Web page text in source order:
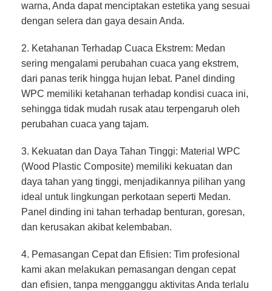
warna, Anda dapat menciptakan estetika yang sesuai
dengan selera dan gaya desain Anda.
2. Ketahanan Terhadap Cuaca Ekstrem: Medan
sering mengalami perubahan cuaca yang ekstrem,
dari panas terik hingga hujan lebat. Panel dinding
WPC memiliki ketahanan terhadap kondisi cuaca ini,
sehingga tidak mudah rusak atau terpengaruh oleh
perubahan cuaca yang tajam.
3. Kekuatan dan Daya Tahan Tinggi: Material WPC
(Wood Plastic Composite) memiliki kekuatan dan
daya tahan yang tinggi, menjadikannya pilihan yang
ideal untuk lingkungan perkotaan seperti Medan.
Panel dinding ini tahan terhadap benturan, goresan,
dan kerusakan akibat kelembaban.
4. Pemasangan Cepat dan Efisien: Tim profesional
kami akan melakukan pemasangan dengan cepat
dan efisien, tanpa mengganggu aktivitas Anda terlalu